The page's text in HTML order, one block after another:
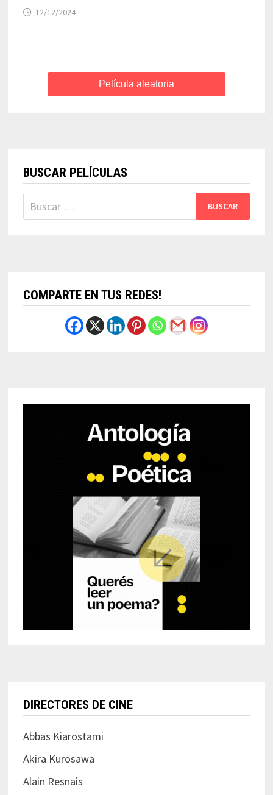
12/12/2024
Película aleatoria
BUSCAR PELÍCULAS
Buscar:
COMPARTE EN TUS REDES!
DIRECTORES DE CINE
Abbas Kiarostami
Akira Kurosawa
Alain Resnais